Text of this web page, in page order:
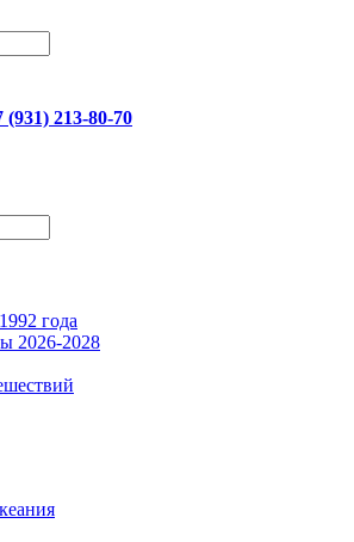
(931) 213-80-70
года
2026-2028